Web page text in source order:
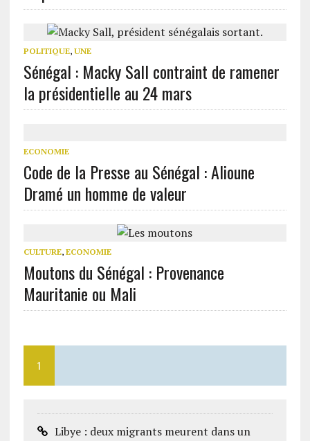
POLITIQUE, UNE
Sénégal : Macky Sall contraint de ramener
la présidentielle au 24 mars
ECONOMIE
Code de la Presse au Sénégal : Alioune
Dramé un homme de valeur
CULTURE, ECONOMIE
Moutons du Sénégal : Provenance
Mauritanie ou Mali
1
Libye : deux migrants meurent dans un